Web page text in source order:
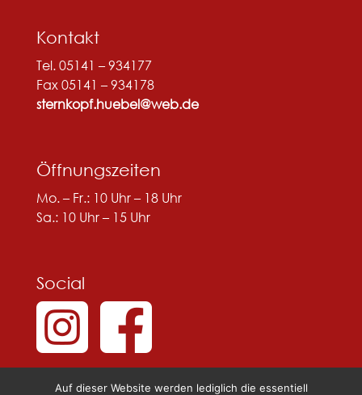
Kontakt
Tel. 05141 – 934177
Fax 05141 – 934178
sternkopf.huebel@web.de
Öffnungszeiten
Mo. – Fr.: 10 Uhr – 18 Uhr
Sa.: 10 Uhr – 15 Uhr
Social
Auf dieser Website werden lediglich die essentiell